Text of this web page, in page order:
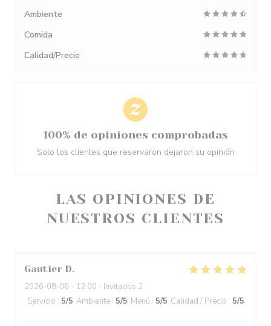
LAS OPINIONES DE
NUESTROS CLIENTES
Gautier D
2026-08-06 - 12:00 - Invitados 2
Servicio : 5/5 Ambiente : 5/5 Menú : 5/5 Calidad / Precio : 5/5
Ambiente
Comida
Calidad/Precio
100% de opiniones comprobadas
Solo los clientes que reservaron dejaron su opinión